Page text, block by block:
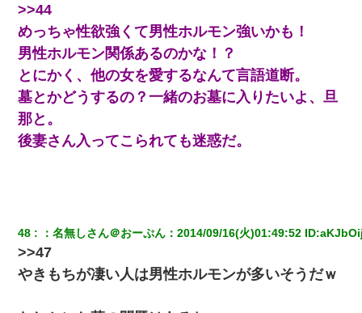
>>44
めっちゃ性欲強くて男性ホルモン強いかも！
男性ホルモン関係あるのかな！？
とにかく、他の女を愛するなんて言語道断。
墓とかどうするの？一緒のお墓に入りたいよ、旦
那と。
後妻さん入ってこられても迷惑だ。
48 ：名無しさん＠おーぷん ：2014/09/16(火)01:49:52 ID:
>>47
やきもちが凄い人は男性ホルモンが多いそうだｗ